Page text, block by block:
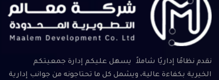
نقدم نظامًا إداريًا شاملاً يسهل عليكم إدارة جمعيتكم
الخيرية بكفاءة عالية، ويشمل كل ما تحتاجونه من جوانب إدارية